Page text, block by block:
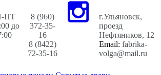
ПТ
до
8 (960)
372-35-
16
8 (8422)
72-35-16
г.Ульяновск,
проезд
Нефтяников, 12
Email: fabrika-
volga@mail.ru